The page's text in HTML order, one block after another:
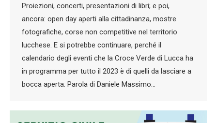
Proiezioni, concerti, presentazioni di libri; e poi,
ancora: open day aperti alla cittadinanza, mostre
fotografiche, corse non competitive nel territorio
lucchese. E si potrebbe continuare, perché il
calendario degli eventi che la Croce Verde di Lucca ha
in programma per tutto il 2023 è di quelli da lasciare a
bocca aperta. Parola di Daniele Massimo…